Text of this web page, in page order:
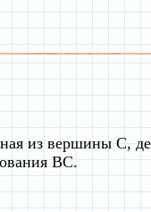
из вершины C,
BC.